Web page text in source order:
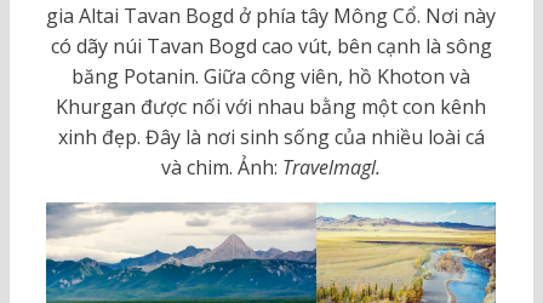
gia Altai Tavan Bogd ở phía tây Mông Cổ. Nơi này
có dãy núi Tavan Bogd cao vút, bên cạnh là sông
băng Potanin. Giữa công viên, hồ Khoton và
Khurgan được nối với nhau bằng một con kênh
xinh đẹp. Đây là nơi sinh sống của nhiều loài cá
và chim. Ảnh: Travelmagl.